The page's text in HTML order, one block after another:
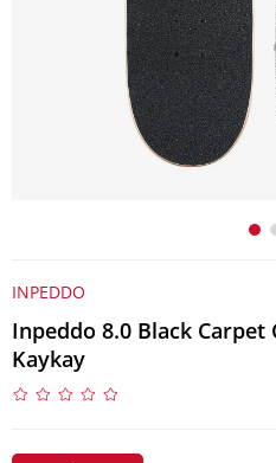
INPEDDO
Inpeddo 8.0 Black
Kaykay